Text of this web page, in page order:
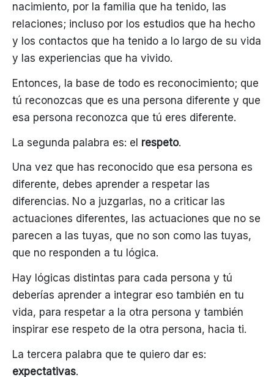
nacimiento, por la familia que ha tenido, las
relaciones; incluso por los estudios que ha hecho
y los contactos que ha tenido a lo largo de su vida
y las experiencias que ha vivido.
Entonces, la base de todo es reconocimiento; que
tú reconozcas que es una persona diferente y que
esa persona reconozca que tú eres diferente.
La segunda palabra es: el respeto.
Una vez que has reconocido que esa persona es
diferente, debes aprender a respetar las
diferencias. No a juzgarlas, no a criticar las
actuaciones diferentes, las actuaciones que no se
parecen a las tuyas, que no son como las tuyas,
que no responden a tu lógica.
Hay lógicas distintas para cada persona y tú
deberías aprender a integrar eso también en tu
vida, para respetar a la otra persona y también
inspirar ese respeto de la otra persona, hacia ti.
La tercera palabra que te quiero dar es:
expectativas.